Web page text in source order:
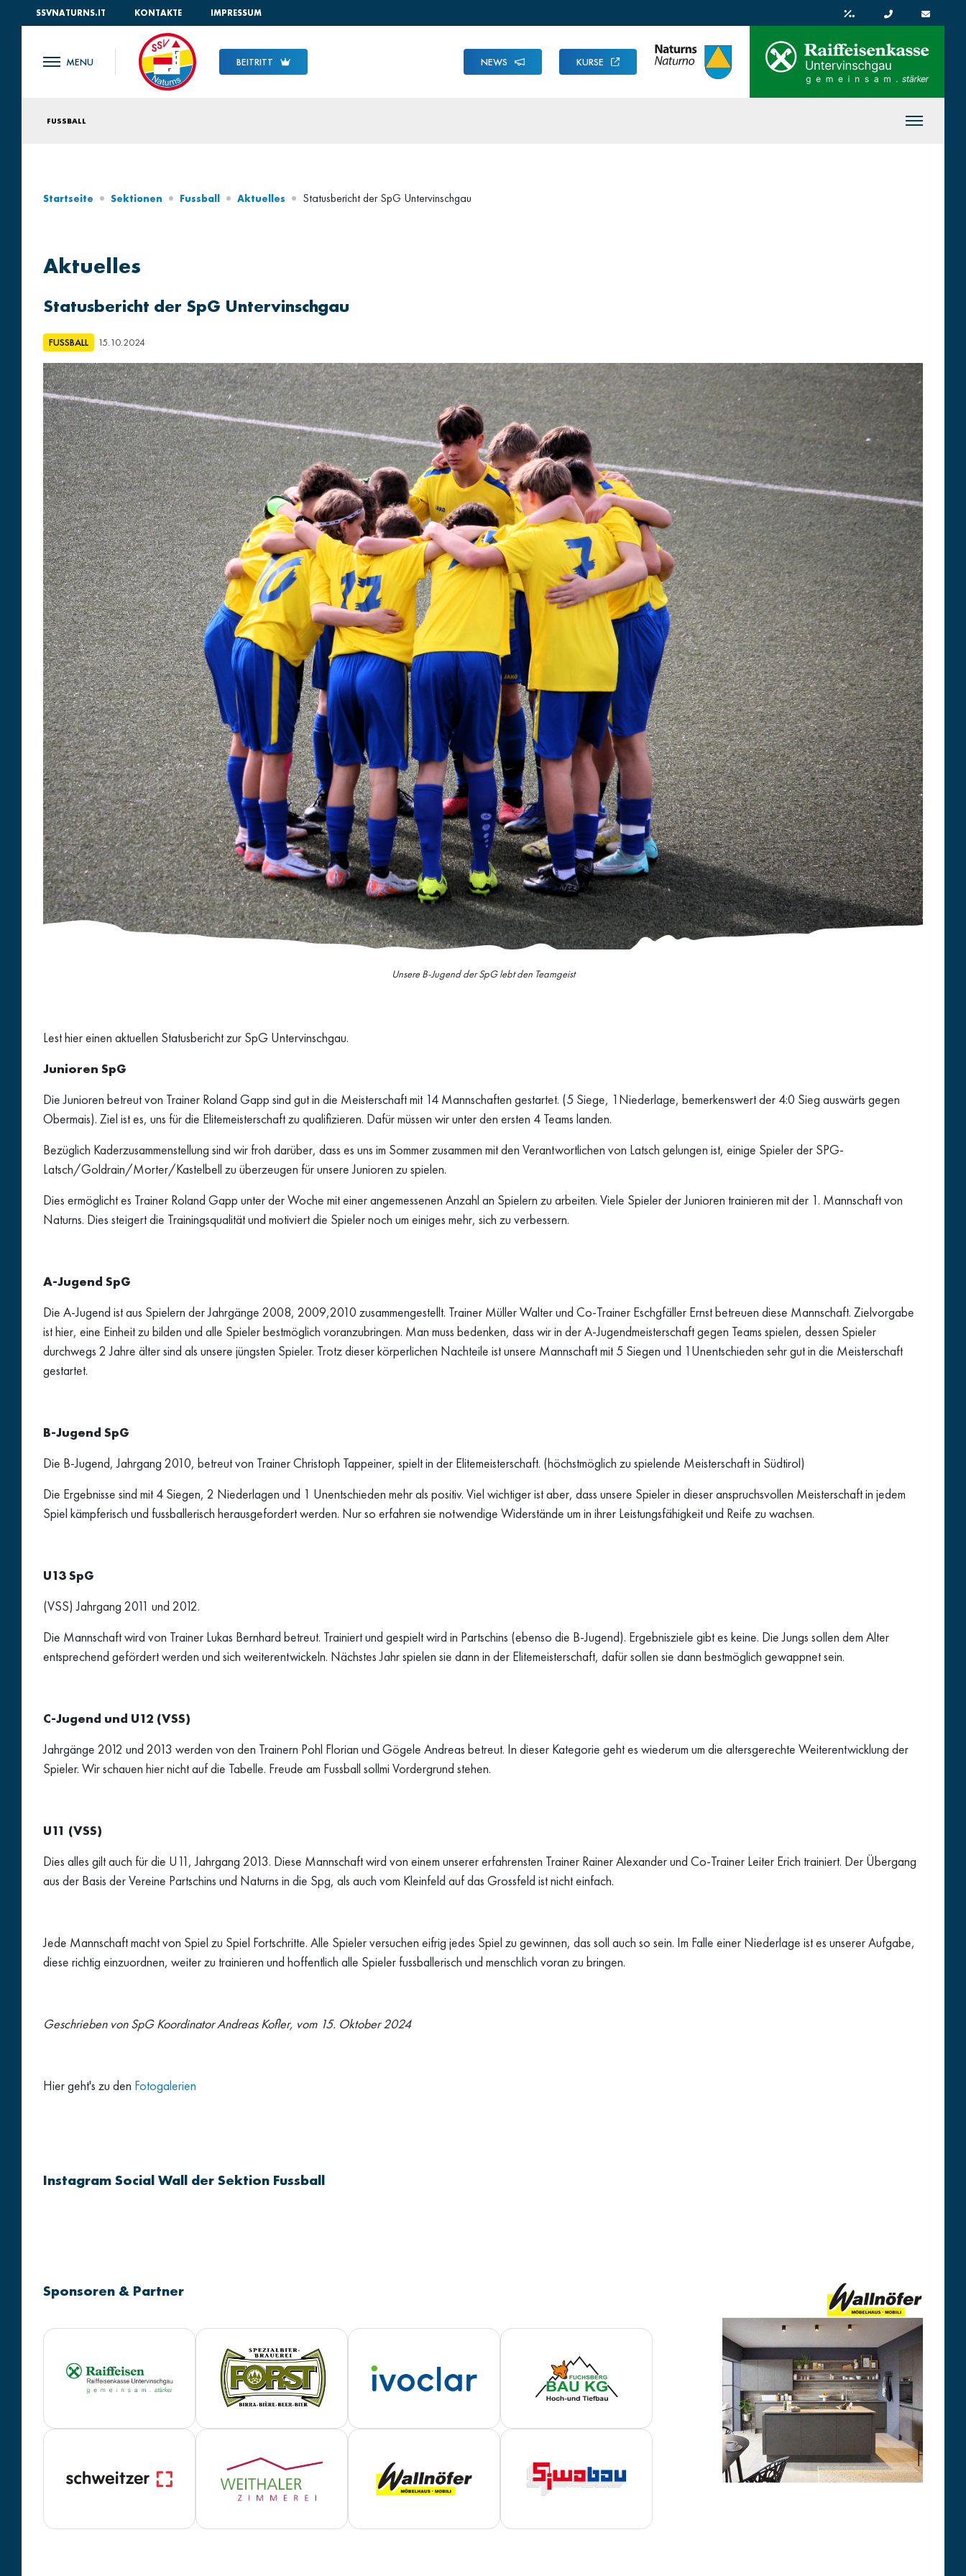
SSVNATURNS.IT KONTAKTE IMPRESSUM
BEITRITT NEWS KURSE
FUSSBALL
Startseite Sektionen Fussball Aktuelles Statusbericht der SpG Untervinschgau
Aktuelles
Statusbericht der SpG Untervinschgau
FUSSBALL 15.10.2024
Unsere B-Jugend der SpG lebt den Teamgeist
Lest hier einen aktuellen Statusbericht zur SpG Untervinschgau.
Junioren SpG
Die Junioren betreut von Trainer Roland Gapp sind gut in die Meisterschaft mit 14 Mannschaften gestartet. (5 Siege, 1Niederlage, bemerkenswert der 4:0 Sieg auswärts gegen
Obermais). Ziel ist es, uns für die Elitemeisterschaft zu qualifizieren. Dafür müssen wir unter den ersten 4 Teams landen.
Bezüglich Kaderzusammenstellung sind wir froh darüber, dass es uns im Sommer zusammen mit den Verantwortlichen von Latsch gelungen ist, einige Spieler der SPG-
Latsch/Goldrain/Morter/Kastelbell zu überzeugen für unsere Junioren zu spielen.
Dies ermöglicht es Trainer Roland Gapp unter der Woche mit einer angemessenen Anzahl an Spielern zu arbeiten. Viele Spieler der Junioren trainieren mit der 1. Mannschaft von
Naturns. Dies steigert die Trainingsqualität und motiviert die Spieler noch um einiges mehr, sich zu verbessern.
A-Jugend SpG
Die A-Jugend ist aus Spielern der Jahrgänge 2008, 2009,2010 zusammengestellt. Trainer Müller Walter und Co-Trainer Eschgfäller Ernst betreuen diese Mannschaft. Zielvorgabe
ist hier, eine Einheit zu bilden und alle Spieler bestmöglich voranzubringen. Man muss bedenken, dass wir in der A-Jugendmeisterschaft gegen Teams spielen, dessen Spieler
durchwegs 2 Jahre älter sind als unsere jüngsten Spieler. Trotz dieser körperlichen Nachteile ist unsere Mannschaft mit 5 Siegen und 1Unentschieden sehr gut in die Meisterschaft
gestartet.
B-Jugend SpG
Die B-Jugend, Jahrgang 2010, betreut von Trainer Christoph Tappeiner, spielt in der Elitemeisterschaft. (höchstmöglich zu spielende Meisterschaft in Südtirol)
Die Ergebnisse sind mit 4 Siegen, 2 Niederlagen und 1 Unentschieden mehr als positiv. Viel wichtiger ist aber, dass unsere Spieler in dieser anspruchsvollen Meisterschaft in jedem
Spiel kämpferisch und fussballerisch herausgefordert werden. Nur so erfahren sie notwendige Widerstände um in ihrer Leistungsfähigkeit und Reife zu wachsen.
U13 SpG
(VSS) Jahrgang 2011 und 2012.
Die Mannschaft wird von Trainer Lukas Bernhard betreut. Trainiert und gespielt wird in Partschins (ebenso die B-Jugend). Ergebnisziele gibt es keine. Die Jungs sollen dem Alter
entsprechend gefördert werden und sich weiterentwickeln. Nächstes Jahr spielen sie dann in der Elitemeisterschaft, dafür sollen sie dann bestmöglich gewappnet sein.
C-Jugend und U12 (VSS)
Jahrgänge 2012 und 2013 werden von den Trainern Pohl Florian und Gögele Andreas betreut. In dieser Kategorie geht es wiederum um die altersgerechte Weiterentwicklung der
Spieler. Wir schauen hier nicht auf die Tabelle. Freude am Fussball sollmi Vordergrund stehen.
U11 (VSS)
Dies alles gilt auch für die U11, Jahrgang 2013. Diese Mannschaft wird von einem unserer erfahrensten Trainer Rainer Alexander und Co-Trainer Leiter Erich trainiert. Der Übergang
aus der Basis der Vereine Partschins und Naturns in die Spg, als auch vom Kleinfeld auf das Grossfeld ist nicht einfach.
Jede Mannschaft macht von Spiel zu Spiel Fortschritte. Alle Spieler versuchen eifrig jedes Spiel zu gewinnen, das soll auch so sein. Im Falle einer Niederlage ist es unserer Aufgabe,
diese richtig einzuordnen, weiter zu trainieren und hoffentlich alle Spieler fussballerisch und menschlich voran zu bringen.
Geschrieben von SpG Koordinator Andreas Kofler, vom 15. Oktober 2024
Hier geht's zu den Fotogalerien
Instagram Social Wall der Sektion Fussball
Sponsoren & Partner